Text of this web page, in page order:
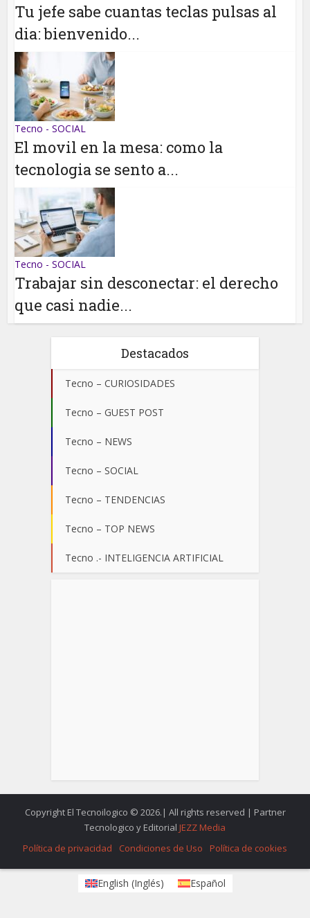
Tu jefe sabe cuantas teclas pulsas al
dia: bienvenido...
Tecno - SOCIAL
El movil en la mesa: como la
tecnologia se sento a...
Tecno - SOCIAL
Trabajar sin desconectar: el derecho
que casi nadie...
Destacados
Tecno – CURIOSIDADES
Tecno – GUEST POST
Tecno – NEWS
Tecno – SOCIAL
Tecno – TENDENCIAS
Tecno – TOP NEWS
Tecno .- INTELIGENCIA ARTIFICIAL
Copyright El Tecnoilogico © 2026.| All rights reserved | Partner
Tecnologico y Editorial JEZZ Media
Política de privacidad
Condiciones de Uso Política de cookies
English (Inglés) Español